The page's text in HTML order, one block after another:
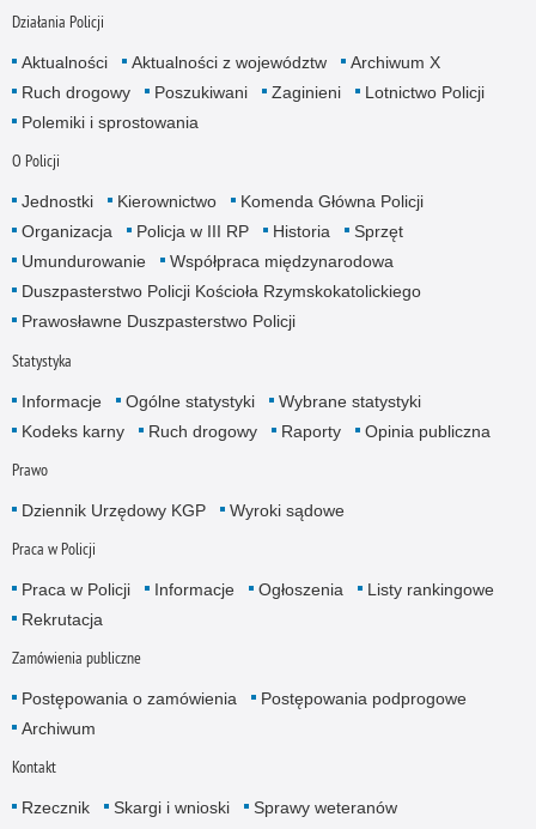
Działania Policji
Aktualności Aktualności z województw
Archiwum X
Ruch drogowy
Poszukiwani Zaginieni
Lotnictwo Policji
Polemiki i sprostowania
O Policji
Jednostki Kierownictwo
Komenda Główna Policji
Organizacja
Policja w III RP Historia
Sprzęt
Umundurowanie
Współpraca międzynarodowa
Duszpasterstwo Policji Kościoła Rzymskokatolickiego
Prawosławne Duszpasterstwo Policji
Statystyka
Informacje Ogólne statystyki
Wybrane statystyki
Kodeks karny
Ruch drogowy Raporty Opinia publiczna
Prawo
Dziennik Urzędowy KGP Wyroki sądowe
Praca w Policji
Praca w Policji Informacje Ogłoszenia
Listy rankingowe
Rekrutacja
Zamówienia publiczne
Postępowania o zamówienia
Postępowania podprogowe
Archiwum
Kontakt
Rzecznik Skargi i wnioski Sprawy weteranów